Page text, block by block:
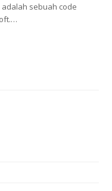
sebuah code